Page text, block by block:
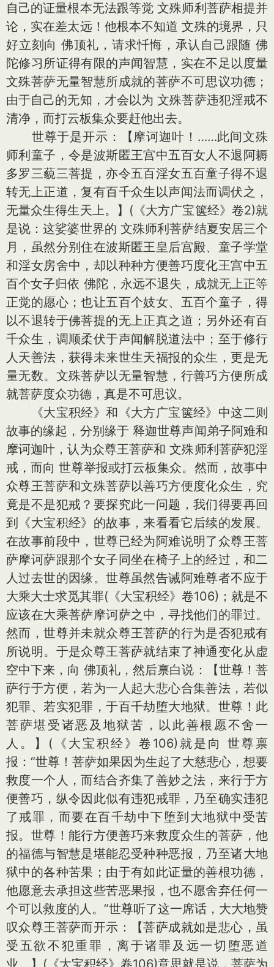
自己的证量根本无法跟等觉 文殊师利菩萨相提并
论，实在差太远！他根本不知道 文殊的境界，只
好立刻向 佛顶礼，请求忏悔，承认自己跟随 佛
陀修习所证得有限的声闻智慧，实在不足以度量
文殊菩萨无量智慧所成就的菩萨不可思议功德；
由于自己的无知，才会以为 文殊菩萨违犯淫戒不
清净，而打云板集众要赶他出去。
世尊于是开示：【摩诃迦叶！……此间文殊
师利童子，令是波斯匿王宫中五百女人不退阿耨
多罗三藐三菩提，亦令五百淫女五百童子得不退
转无上正道，复有百千众生以声闻法而调伏之，
无量众生得生天上。】(《大方广宝箧经》卷2)就
是说：这娑婆世界的 文殊师利菩萨结夏安居三个
月，虽然分别住在波斯匿王皇后宫殿、童子学堂
和淫女房舍中，却以种种方便善巧度化王宫中五
百个女子归依 佛陀，永远不退失，成就无上正等
正觉的愿心；也让五百个妓女、五百个童子，得
以不退转于佛菩提的无上正真之道；另外还有百
千众生，调顺柔伏于声闻解脱道法中；至于修行
人天善法，获得未来世生天福报的众生，更是无
量无数。文殊菩萨以无量智慧，行善巧方便所成
就菩萨度众功德，真是不可思议。
《大宝积经》和《大方广宝箧经》中这二则
故事的缘起，分别缘于 释迦世尊声闻弟子阿难和
摩诃迦叶，认为众尊王菩萨和 文殊师利菩萨犯淫
戒，而向 世尊举报或打云板集众。然而，故事中
众尊王菩萨和文殊菩萨以善巧方便度化众生，究
竟是不是犯戒？要探究此一问题，我们得要再回
到《大宝积经》的故事，来看看它后续的发展。
在故事前段中，世尊已经为阿难说明了众尊王菩
萨摩诃萨跟那个女子同坐在椅子上的经过，和二
人过去世的因缘。世尊虽然告诫阿难尊者不应于
大乘大士求觅其罪(《大宝积经》卷106)；就是不
应该在大乘菩萨摩诃萨之中，寻找他们的罪过。
然而，世尊并未就众尊王菩萨的行为是否犯戒有
所说明。于是众尊王菩萨就结束了神通变化从虚
空中下来，向 佛顶礼，然后禀白说：【世尊！菩
萨行于方便，若为一人起大悲心合集善法，若似
犯罪、若实犯罪，于百千劫堕大地狱。世尊！此
菩萨堪受诸恶及地狱苦，以此善根愿不舍一
人。】(《大宝积经》卷106)就是向 世尊禀
报：“世尊！菩萨如果因为生起了大慈悲心，想要
救度一个人，而结合齐集了善妙之法，来行于方
便善巧，纵令因此似有违犯戒罪，乃至确实违犯
了戒罪，而要在百千劫中下堕到大地狱中受苦
报。世尊！能行方便善巧来救度众生的菩萨，他
的福德与智慧是堪能忍受种种恶报，乃至诸大地
狱中的各种苦果；由于有如此证量的善根功德，
他愿意去承担这些苦恶果报，也不愿舍弃任何一
个可以救度的人。”世尊听了这一席话，大大地赞
叹众尊王菩萨而开示：【菩萨成就如是悲心，虽
受五欲不犯重罪，离于诸罪及远一切堕恶道
业。】(《大宝积经》卷106)意思就是说，菩萨为